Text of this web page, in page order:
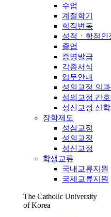
수업
계절학기
학적변동
성적ㆍ학점인
졸업
증명발급
각종서식
업무안내
성의교정 의
성의교정 간
성신교정 신
장학제도
성심교정
성의교정
성신교정
학생교류
국내교류지원
국제교류지원
The Catholic University
of Korea